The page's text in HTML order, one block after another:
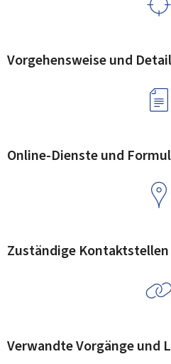
Vorgehensweise und
Online-Dienste und
Zuständige Kontaktstellen
Verwandte Vorgänge und